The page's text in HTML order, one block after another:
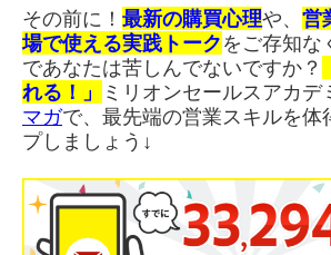
その前に！ 最新の購買心理や、 営
場で使える実践トークをご存知な
であなたは苦しんでないですか？
れる！」
ミリオンセールスアカデ
マガで、最先端の営業スキルを体
プしましょう↓